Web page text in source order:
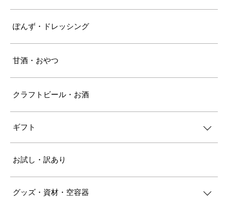
ぽんず・ドレッシング
甘酒・おやつ
クラフトビール・お酒
ギフト
お試し・訳あり
グッズ・資材・空容器